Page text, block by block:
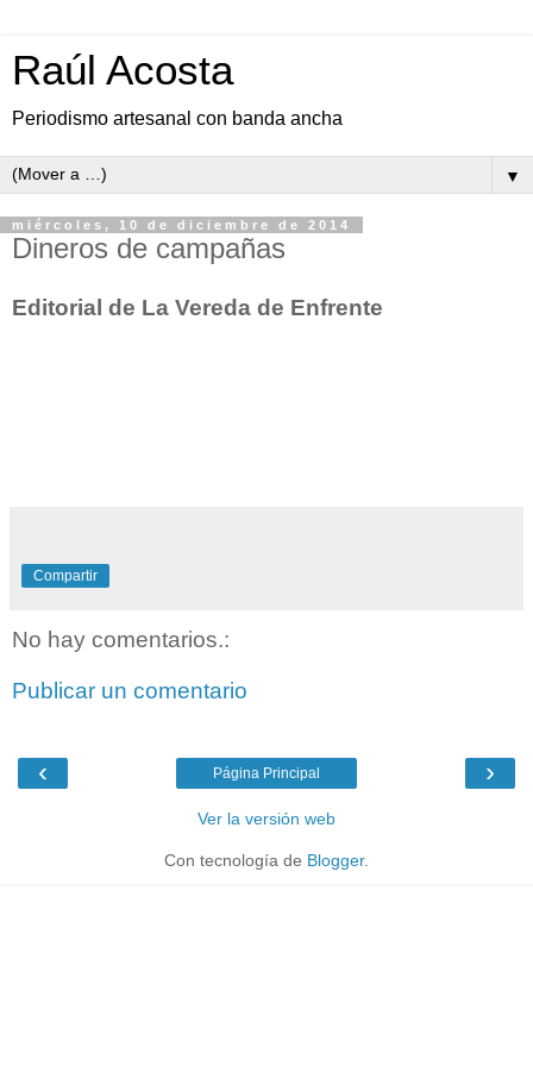
Raúl Acosta
Periodismo artesanal con banda ancha
▼
miércoles, 10 de diciembre de 2014
Dineros de campañas
Editorial de La Vereda de Enfrente
Compartir
No hay comentarios.:
Publicar un comentario
‹ ›
Página Principal
Ver la versión web
Con tecnología de Blogger.